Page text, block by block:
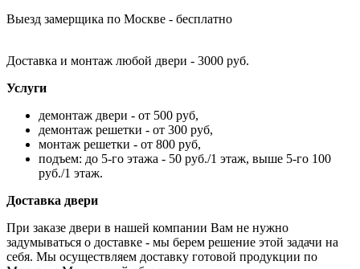
Выезд замерщика по Москве - бесплатно
Доставка и монтаж любой двери - 3000 руб.
Услуги
демонтаж двери - от 500 руб,
демонтаж решетки - от 300 руб,
монтаж решетки - от 800 руб,
подъем: до 5-го этажа - 50 руб./1 этаж, выше 5-го 100
руб./1 этаж.
Доставка двери
При заказе двери в нашей компании Вам не нужно
задумываться о доставке - мы берем решение этой задачи на
себя. Мы осуществляем доставку готовой продукции по